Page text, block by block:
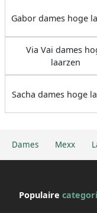
Dames Mexx
Gabor dames hoge
Via Vai dames
laarzen
Sacha dames hoge
Populaire